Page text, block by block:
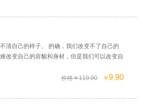
清自己的样子。 的确，我们改变不了自己的
改变自己的容貌和身材，但是我们可以改变自
价格￥119.90 ￥ 9.90